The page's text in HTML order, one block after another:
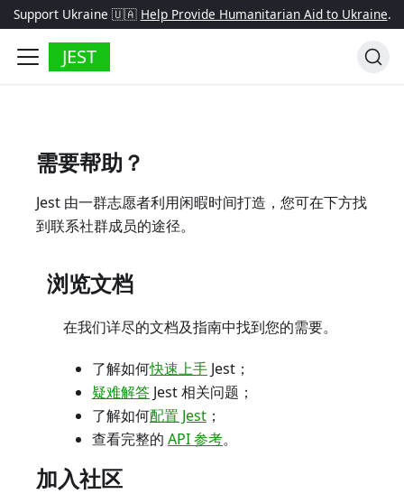
Support Ukraine 🇺🇦 Help Provide Humanitarian Aid to Ukraine.
JEST
需要帮助？
Jest 由一群志愿者利用闲暇时间打造，您可在下方找
到联系社群成员的途径。
浏览文档
在我们详尽的文档及指南中找到您的需要。
了解如何快速上手 Jest；
疑难解答 Jest 相关问题；
了解如何配置 Jest ；
查看完整的 API 参考。
加入社区